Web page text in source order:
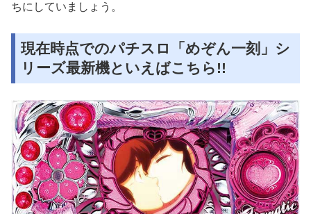
ちにしていましょう。
現在時点でのパチスロ「めぞん一刻」シ
リーズ最新機といえばこちら!!